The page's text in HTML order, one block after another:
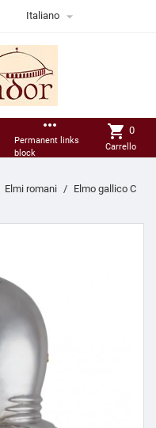
Italiano 
more_horiz
Permanent links
block
shopping_cart 0
Carrello
Elmi romani
Elmo gallico C